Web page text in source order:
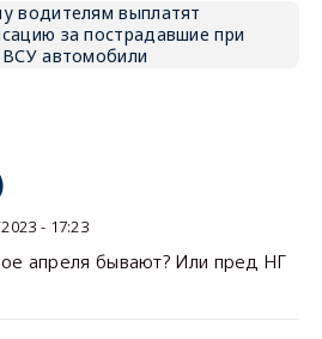
водителям выплатят
за пострадавшие при
ВСУ автомобили
- 17:23
апреля бывают? Или пред НГ